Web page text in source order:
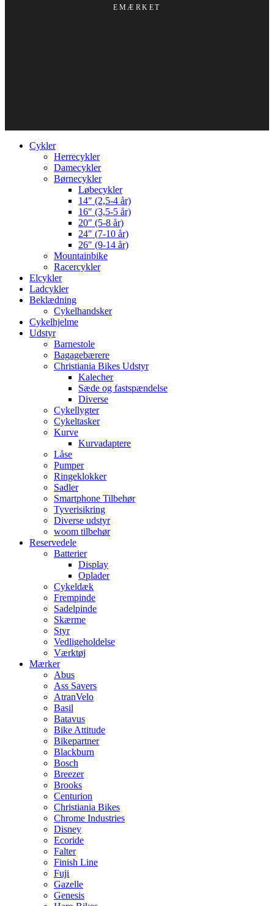
EMÆRKET
Cykler
Herrecykler
Damecykler
Børnecykler
Løbecykler
14″ (2,5-4 år)
16″ (3,5-5 år)
20″ (5-8 år)
24″ (7-10 år)
26″ (9-14 år)
Mountainbike
Racercykler
Elcykler
Ladcykler
Beklædning
Cykelhandsker
Cykelhjelme
Udstyr
Barnestole
Bagagebærere
Christiania Bikes Udstyr
Kalecher
Sæde og fastspændelse
Diverse
Cykellygter
Cykeltasker
Kurve
Kurvadaptere
Låse
Pumper
Ringeklokker
Sadler
Smartphone Tilbehør
Tyverisikring
Diverse udstyr
woom tilbehør
Reservedele
Batterier
Display
Oplader
Cykeldæk
Frempinde
Sadelpinde
Skærme
Styr
Vedligeholdelse
Værktøj
Mærker
Abus
Ass Savers
AtranVelo
Basil
Batavus
Bike Attitude
Bikepartner
Blackburn
Bosch
Breezer
Brooks
Centurion
Christiania Bikes
Chrome Industries
Disney
Ecoride
Falter
Finish Line
Fuji
Gazelle
Genesis